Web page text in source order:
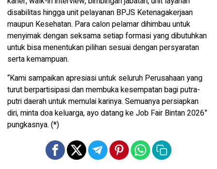
disabilitas hingga unit pelayanan BPJS Ketenagakerjaan
maupun Kesehatan. Para calon pelamar dihimbau untuk
menyimak dengan seksama setiap formasi yang dibutuhkan
untuk bisa menentukan pilihan sesuai dengan persyaratan
serta kemampuan.
“Kami sampaikan apresiasi untuk seluruh Perusahaan yang
turut berpartisipasi dan membuka kesempatan bagi putra-
putri daerah untuk memulai karinya. Semuanya persiapkan
diri, minta doa keluarga, ayo datang ke Job Fair Bintan 2026”
pungkasnya. (*)